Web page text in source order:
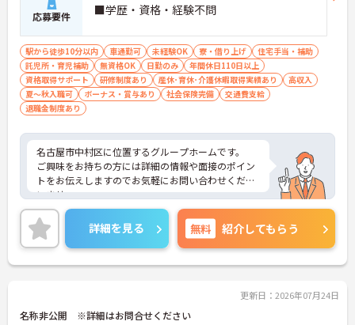
応募要件 ■学歴・資格・経験不問
駅から徒歩10分以内 車通勤可 未経験OK 寮・借り上げ
住宅手当・補助
託児所・育児補助
無資格OK 日勤のみ
年間休日110日以上
資格取得サポート
研修制度あり 産休･育休･介護休暇取得実績あり
高収入
夏～秋入職可
ボーナス・賞与あり 社会保険完備
交通費支給
退職金制度あり
名古屋市中村区に位置するグループホームです。
ご興味をお持ちの方には詳細の情報や面接のポイン
トをお伝えしますのでお気軽にお問い合わせくださ
いませ。
詳細を見る 無料 紹介してもらう
更新日：2026年07月24日
名称非公開 ※詳細はお問合せください